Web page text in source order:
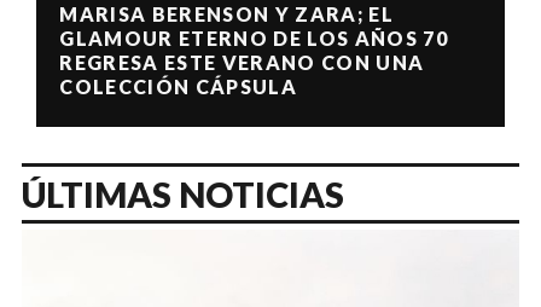
MARISA BERENSON Y ZARA; EL
GLAMOUR ETERNO DE LOS AÑOS 70
REGRESA ESTE VERANO CON UNA
COLECCIÓN CÁPSULA
ÚLTIMAS NOTICIAS